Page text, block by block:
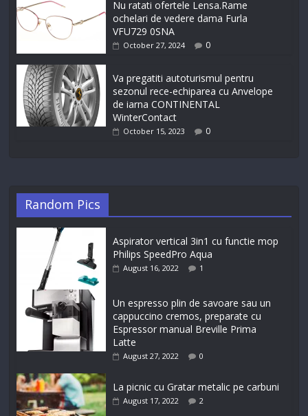
Nu ratati ofertele Lensa.Rame
ochelari de vedere dama Furla
VFU729 0SNA
October 27, 2024 0
Va pregatiti autoturismul pentru
sezonul rece-echiparea cu Anvelope
de iarna CONTINENTAL
WinterContact
October 15, 2023 0
Random Pics
Aspirator vertical 3in1 cu functie mop
Philips SpeedPro Aqua
August 16, 2022 1
Un espresso plin de savoare sau un
cappuccino cremos, preparate cu
Espressor manual Breville Prima
Latte
August 27, 2022 0
La picnic cu Gratar metalic pe carbuni
August 17, 2022 2